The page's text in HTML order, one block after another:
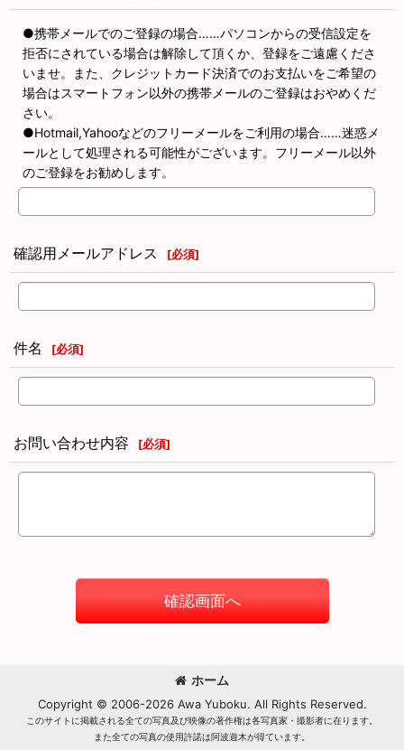
●携帯メールでのご登録の場合……パソコンからの受信設定を
拒否にされている場合は解除して頂くか、登録をご遠慮くださ
いませ。また、クレジットカード決済でのお支払いをご希望の
場合はスマートフォン以外の携帯メールのご登録はおやめくだ
さい。
●Hotmail,Yahooなどのフリーメールをご利用の場合……迷惑メ
ールとして処理される可能性がございます。フリーメール以外
のご登録をお勧めします。
確認用メールアドレス [必須]
件名 [必須]
お問い合わせ内容 [必須]
確認画面へ
ホーム
Copyright © 2006-2026 Awa Yuboku. All Rights Reserved.
このサイトに掲載される全ての写真及び映像の著作権は各写真家・撮影者に在ります。
また全ての写真の使用許諾は阿波遊木が得ています。